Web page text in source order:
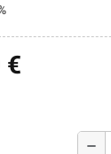
€
remove